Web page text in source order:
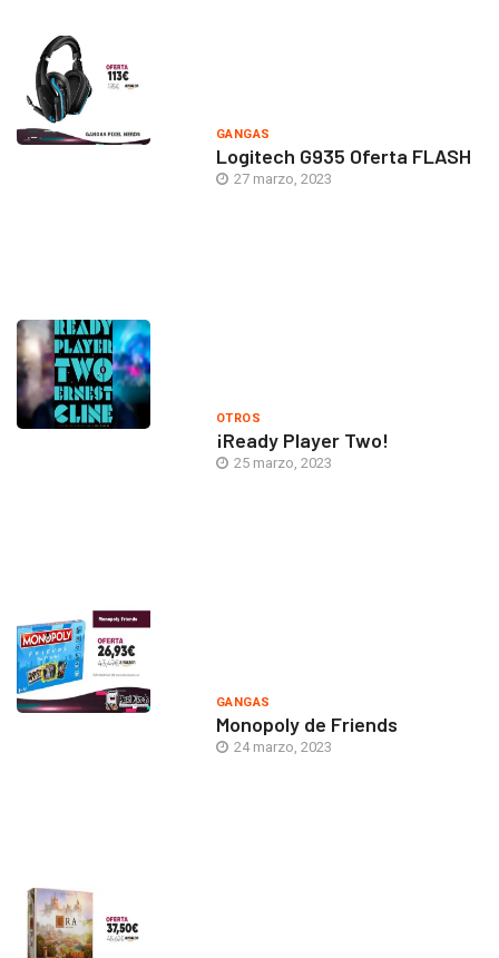
GANGAS
Logitech G935 Oferta FLASH
27 marzo, 2023
OTROS
¡Ready Player Two!
25 marzo, 2023
GANGAS
Monopoly de Friends
24 marzo, 2023